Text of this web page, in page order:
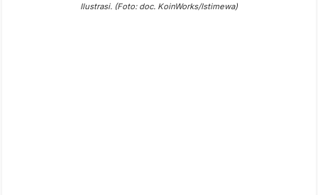
Ilustrasi. (Foto: doc. KoinWorks/Istimewa)